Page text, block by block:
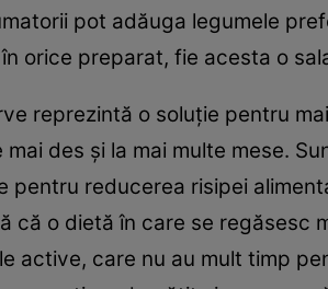
pot adăuga legumele
orice preparat, fie acesta o
reprezintă o soluţie pentru
mai des şi la mai multe mese.
pentru reducerea risipei
că o dietă în care se regăsesc
active, care nu au mult timp